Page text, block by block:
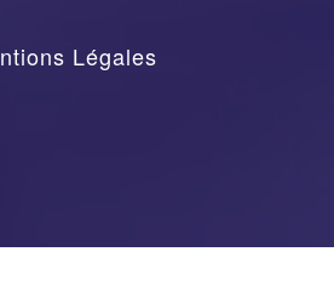
Légales